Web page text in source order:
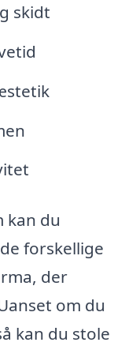
skidt
kan du
forskellige
der
om du
kan du stole